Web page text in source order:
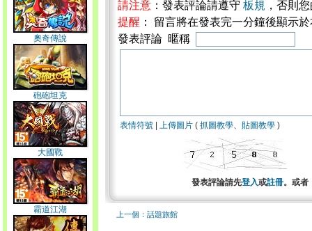
奧奇傳說
砲砲坦克
大國戰
霸道江湖
請注意 ：發表評論請遵守 板規 ，否則
提醒 ： 留言將在發表完一分鐘後顯示
發表評論 暱稱
表情符號 上傳圖片 ( 抓圖教學、 貼圖教學 )
發表評論請先登入或註冊。或者
上一個：話題旅館